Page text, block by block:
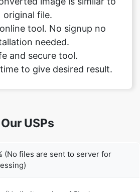
and secure tool.
to give desired result.
Our USPs
(No limit on size of files)
(Process as many files as you want)